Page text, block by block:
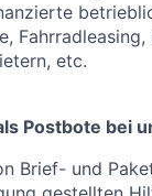
Fahrradleasing,
etc.
Postbote bei
Brief- und